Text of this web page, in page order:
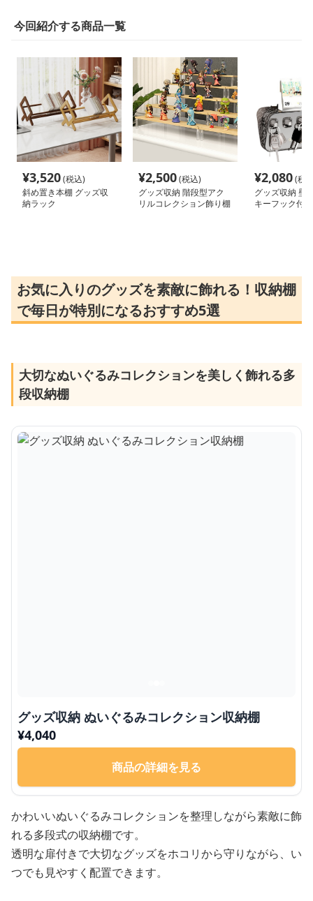
今回紹介する商品一覧
¥3,520(税込)
斜め置き本棚 グッズ収
納ラック
¥2,500(税込)
グッズ収納 階段型アク
リルコレクション飾り棚
¥2,080(税
グッズ収納 壁
キーフック付
お気に入りのグッズを素敵に飾れる！収納棚
で毎日が特別になるおすすめ5選
大切なぬいぐるみコレクションを美しく飾れる多
段収納棚
グッズ収納 ぬいぐるみコレクション収納棚
¥4,040
商品の詳細を見る
かわいいぬいぐるみコレクションを整理しながら素敵に飾
れる多段式の収納棚です。
透明な扉付きで大切なグッズをホコリから守りながら、い
つでも見やすく配置できます。